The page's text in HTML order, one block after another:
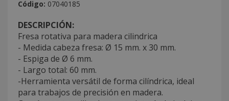
Código: 07040185
DESCRIPCIÓN:
Fresa rotativa para madera cilindrica
- Medida cabeza fresa: Ø 15 mm. x 30 mm.
- Espiga de Ø 6 mm.
- Largo total: 60 mm.
-Herramienta versátil de forma cilíndrica, ideal
para trabajos de precisión en madera.